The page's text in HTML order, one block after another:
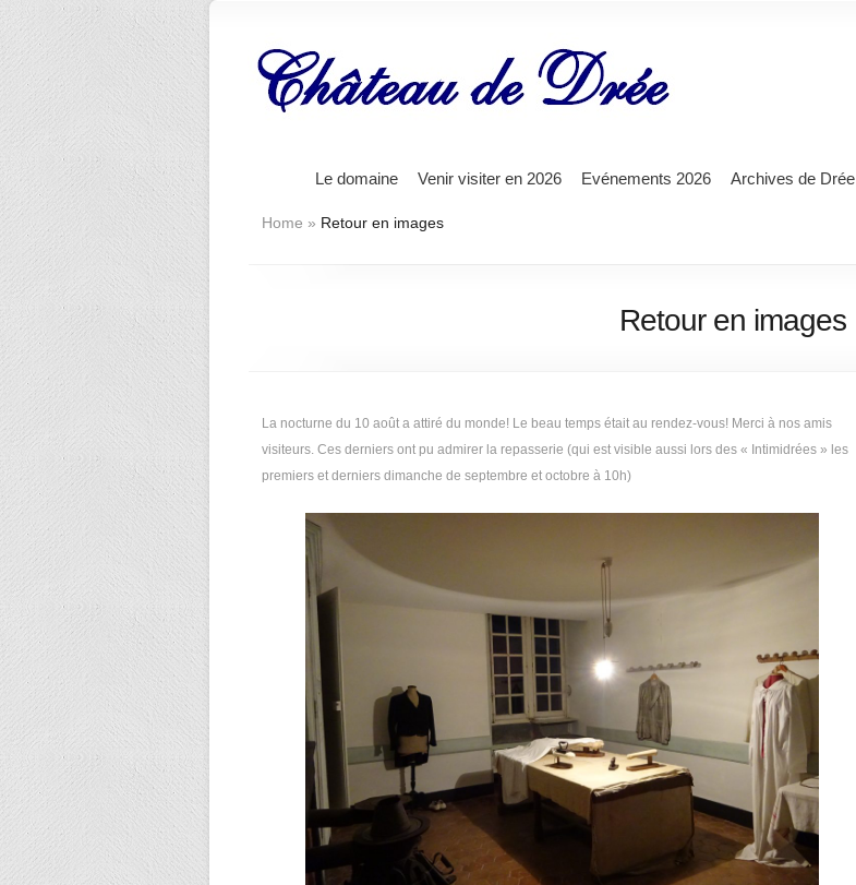
Le domaine Venir visiter en 2026 Evénements 2026 Archives de Drée
Home » Retour en images
Retour en images
La nocturne du 10 août a attiré du monde! Le beau temps était au rendez-vous! Merci à nos amis
visiteurs. Ces derniers ont pu admirer la repasserie (qui est visible aussi lors des « Intimidrées » les
premiers et derniers dimanche de septembre et octobre à 10h)